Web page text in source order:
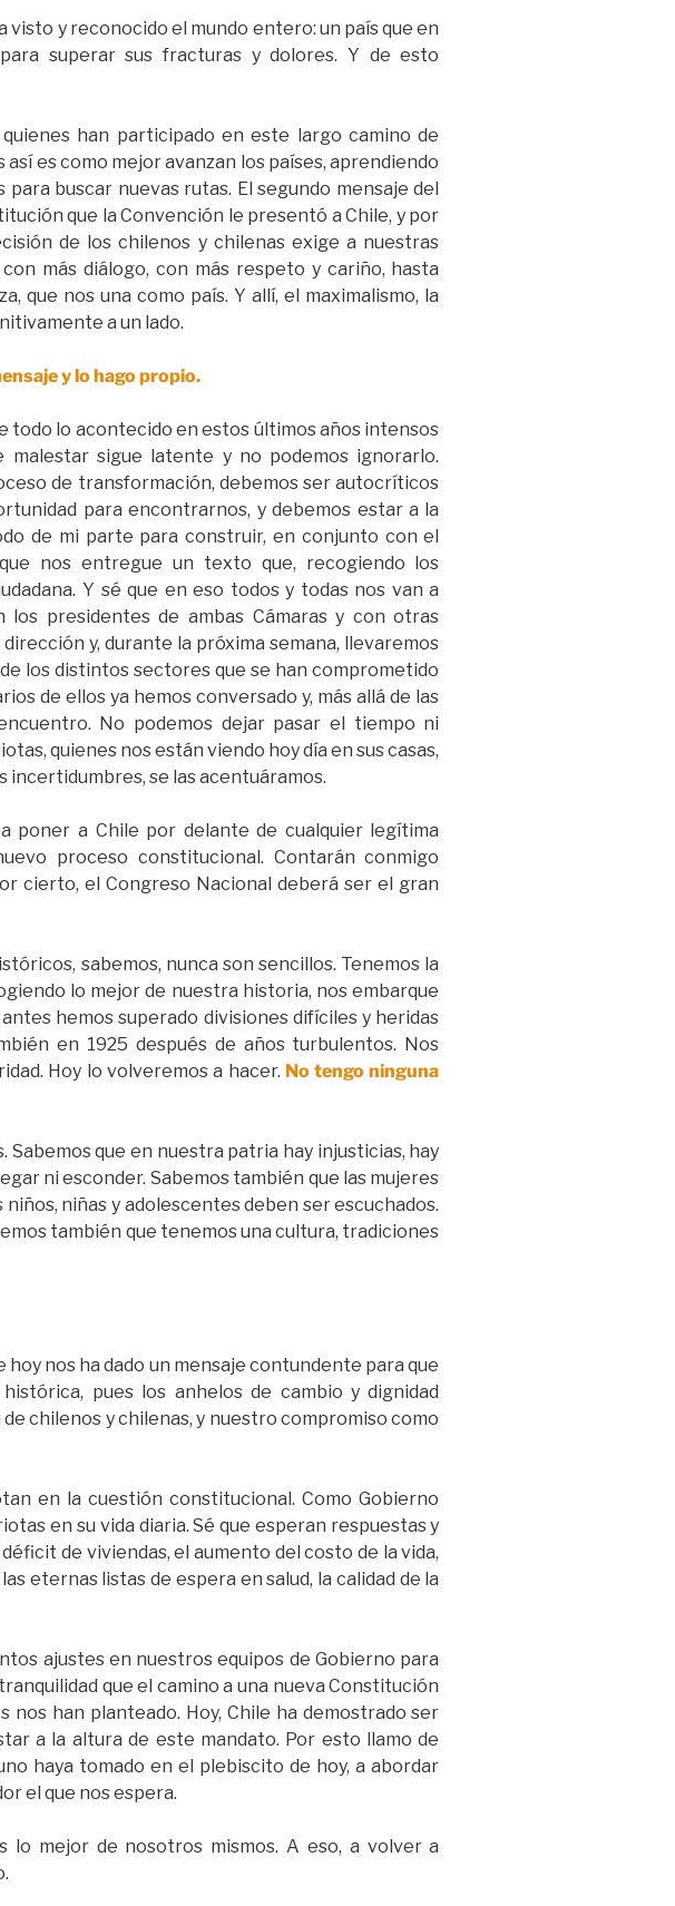
visto y reconocido el mundo entero: un país que en
superar sus fracturas y dolores. Y de esto
han participado en este largo camino de
es como mejor avanzan los países, aprendiendo
buscar nuevas rutas. El segundo mensaje del
que la Convención le presentó a Chile, y por
de los chilenos y chilenas exige a nuestras
más diálogo, con más respeto y cariño, hasta
que nos una como país. Y allí, el maximalismo, la
a un lado.
y lo hago propio.
todo lo acontecido en estos últimos años intensos
malestar sigue latente y no podemos ignorarlo.
de transformación, debemos ser autocríticos
para encontrarnos, y debemos estar a la
de mi parte para construir, en conjunto con el
nos entregue un texto que, recogiendo los
Y sé que en eso todos y todas nos van a
presidentes de ambas Cámaras y con otras
y, durante la próxima semana, llevaremos
los distintos sectores que se han comprometido
de ellos ya hemos conversado y, más allá de las
No podemos dejar pasar el tiempo ni
quienes nos están viendo hoy día en sus casas,
incertidumbres, se las acentuáramos.
poner a Chile por delante de cualquier legítima
proceso constitucional. Contarán conmigo
cierto, el Congreso Nacional deberá ser el gran
sabemos, nunca son sencillos. Tenemos la
lo mejor de nuestra historia, nos embarque
hemos superado divisiones difíciles y heridas
en 1925 después de años turbulentos. Nos
Hoy lo volveremos a hacer. No tengo ninguna
que en nuestra patria hay injusticias, hay
ni esconder. Sabemos también que las mujeres
niñas y adolescentes deben ser escuchados.
también que tenemos una cultura, tradiciones
hoy nos ha dado un mensaje contundente para que
pues los anhelos de cambio y dignidad
chilenos y chilenas, y nuestro compromiso como
en la cuestión constitucional. Como Gobierno
en su vida diaria. Sé que esperan respuestas y
de viviendas, el aumento del costo de la vida,
eternas listas de espera en salud, la calidad de la
ajustes en nuestros equipos de Gobierno para
que el camino a una nueva Constitución
nos han planteado. Hoy, Chile ha demostrado ser
a la altura de este mandato. Por esto llamo de
haya tomado en el plebiscito de hoy, a abordar
el que nos espera.
lo mejor de nosotros mismos. A eso, a volver a